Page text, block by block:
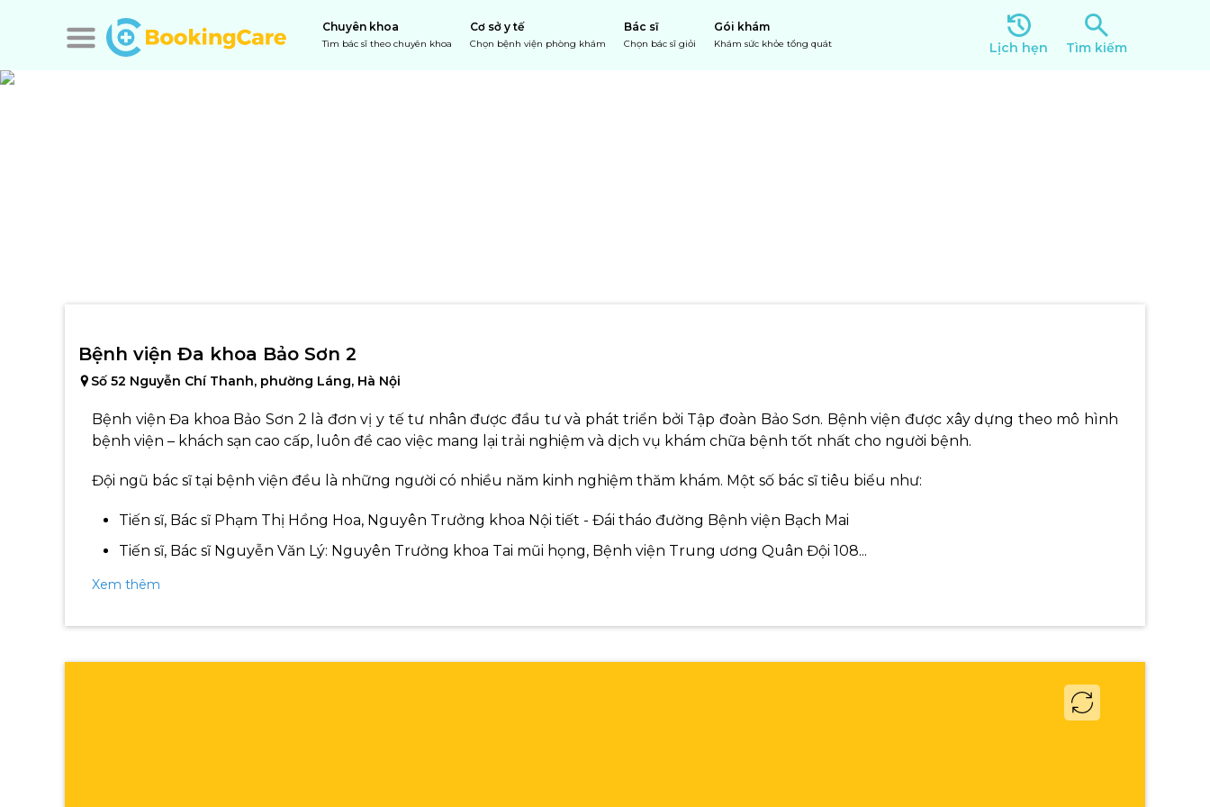
Chuyên khoa
Tìm bác sĩ theo chuyên khoa
Cơ sở y tế
Chọn bệnh viện phòng khám
Bác sĩ
Chọn bác sĩ giỏi
Gói khám
Khám sức khỏe tổng quát Lịch hẹn Tìm kiếm
Bệnh viện Đa khoa Bảo Sơn 2
Số 52 Nguyễn Chí Thanh, phường Láng, Hà Nội
Bệnh viện Đa khoa Bảo Sơn 2 là đơn vị y tế tư nhân được đầu tư và phát triển bởi Tập đoàn Bảo Sơn. Bệnh viện được xây dựng theo mô hình
bệnh viện – khách sạn cao cấp, luôn đề cao việc mang lại trải nghiệm và dịch vụ khám chữa bệnh tốt nhất cho người bệnh.
Đội ngũ bác sĩ tại bệnh viện đều là những người có nhiều năm kinh nghiệm thăm khám. Một số bác sĩ tiêu biểu như:
Tiến sĩ, Bác sĩ Phạm Thị Hồng Hoa, Nguyên Trưởng khoa Nội tiết - Đái tháo đường Bệnh viện Bạch Mai
Tiến sĩ, Bác sĩ Nguyễn Văn Lý: Nguyên Trưởng khoa Tai mũi họng, Bệnh viện Trung ương Quân Đội 108...
Bên cạnh đó, bệnh viện còn chú trọng đầu tư hệ thống trang thiết bị chuyên sâu, hiện đại phục vụ thăm khám cho người bệnh: Máy chụp
tâm khi lựa chọn thăm khám tại đây.
Xem thêm